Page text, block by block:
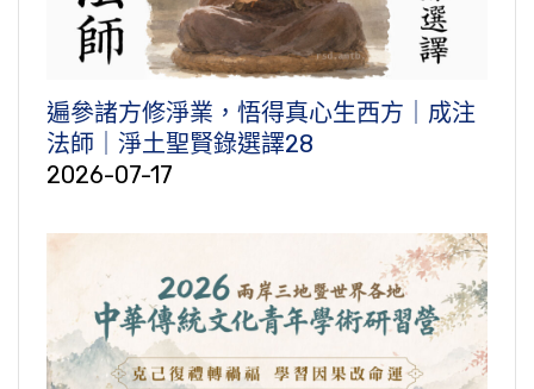
遍參諸方修淨業，悟得真心生西方｜成注
法師｜淨土聖賢錄選譯28
2026-07-17